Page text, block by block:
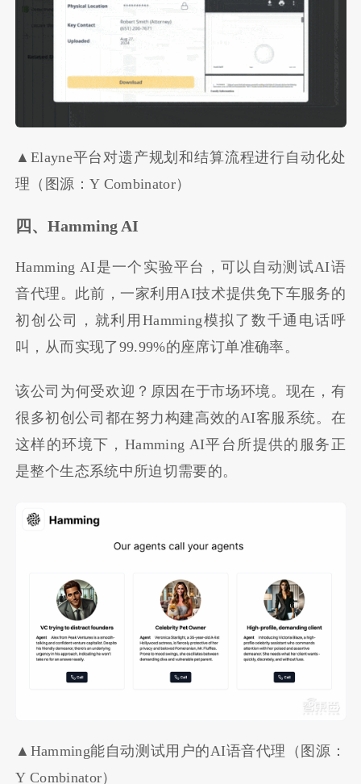
▲Elayne平台对遗产规划和结算流程进行自动化处
理（图源：Y Combinator）
四、Hamming AI
Hamming AI是一个实验平台，可以自动测试AI语
音代理。此前，一家利用AI技术提供免下车服务的
初创公司，就利用Hamming模拟了数千通电话呼
叫，从而实现了99.99%的座席订单准确率。
该公司为何受欢迎？原因在于市场环境。现在，有
很多初创公司都在努力构建高效的AI客服系统。在
这样的环境下，Hamming AI平台所提供的服务正
是整个生态系统中所迫切需要的。
▲Hamming能自动测试用户的AI语音代理（图源：
Y Combinator）